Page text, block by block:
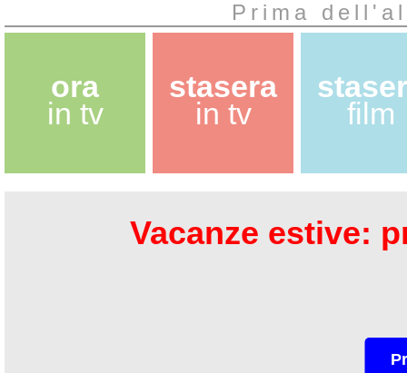
Prima
ora
in tv
stasera
in tv
film
Vacanze estive: